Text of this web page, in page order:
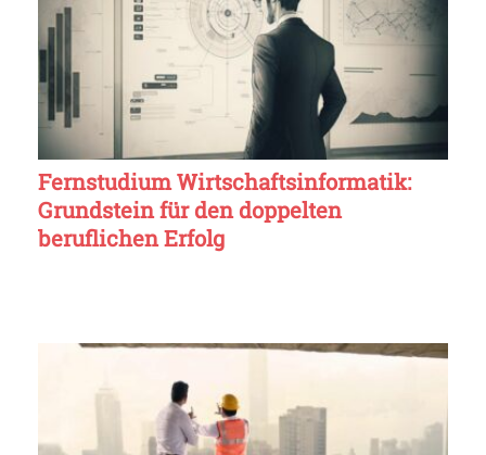
Fernstudium Wirtschaftsinformatik:
Grundstein für den doppelten
beruflichen Erfolg